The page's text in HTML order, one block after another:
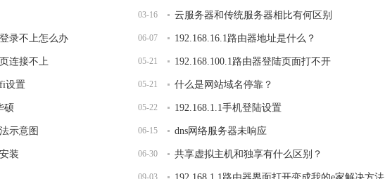
03-16 云服务器和传统服务器相比有何区别
06-07
录不上怎么办 192.168.16.1路由器地址是什么？
05-21
连接不上 192.168.100.1路由器登陆页面打不开
05-21
设置 什么是网站域名停靠？
05-22
硕 192.168.1.1手机登陆设置
06-15
示意图 dns网络服务器未响应
06-30
装 共享虚拟主机和独享有什么区别？
09-03